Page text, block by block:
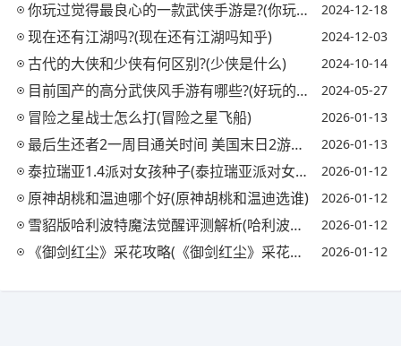
你玩过觉得最良心的一款武侠手游是?(你玩过觉得最良心的一款武侠手游是什么意思) 2024-12-18
现在还有江湖吗?(现在还有江湖吗知乎) 2024-12-03
古代的大侠和少侠有何区别?(少侠是什么) 2024-10-14
目前国产的高分武侠风手游有哪些?(好玩的国风武侠手游) 2024-05-27
冒险之星战士怎么打(冒险之星飞船) 2026-01-13
最后生还者2一周目通关时间 美国末日2游戏时长是多少(最后生还者2一周目多久) 2026-01-13
泰拉瑞亚1.4派对女孩种子(泰拉瑞亚派对女孩原型) 2026-01-12
原神胡桃和温迪哪个好(原神胡桃和温迪选谁) 2026-01-12
雪貂版哈利波特魔法觉醒评测解析(哈利波特魔法觉醒雪球) 2026-01-12
《御剑红尘》采花攻略(《御剑红尘》采花攻略视频) 2026-01-12